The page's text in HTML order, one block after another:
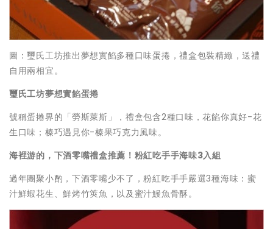
圖：璽氏工坊推出夢想實餡多種口味蛋捲，禮盒包裝精緻，送禮
自用兩相宜。
璽氏工坊夢想實餡蛋捲
號稱蛋捲界的「勞斯萊斯」，禮盒包含2種口味，花餡你真好-花
生口味；榛巧遇見你-榛果巧克力風味。
海裡游的，下酒零嘴禮盒推薦！粉紅吃手手海味3入組
過年團聚小酌，下酒零嘴少不了，粉紅吃手手嚴選3種海味：蜜
汁鮮蝦花生、鮮烤竹筴魚，以及蜜汁鰻魚骨酥。